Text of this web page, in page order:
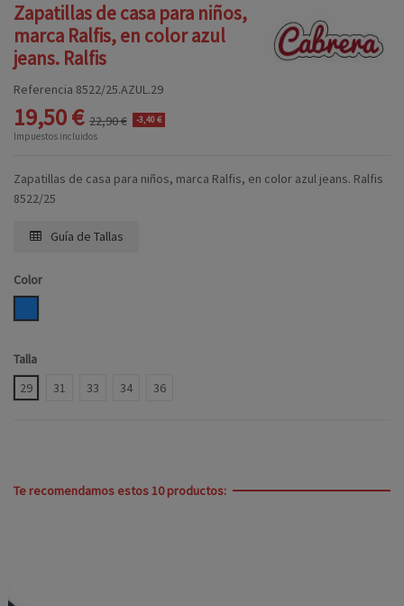
Zapatillas de casa para niños,
marca Ralfis, en color azul
jeans. Ralfis
Referencia 8522/25.AZUL.29
19,50 € 22,90 € -3,40 €
Impuestos incluidos
Zapatillas de casa para niños, marca Ralfis, en color azul jeans. Ralfis
8522/25
Guía de Tallas
Color
Talla
29
31 33 34 36
Te recomendamos estos 10 productos: